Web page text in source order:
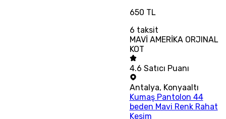
650 TL
6 taksit
MAVİ AMERİKA ORJINAL
KOT
4.6 Satıcı Puanı
Antalya, Konyaaltı
Kumaş Pantolon 44
beden Mavi Renk Rahat
Kesim